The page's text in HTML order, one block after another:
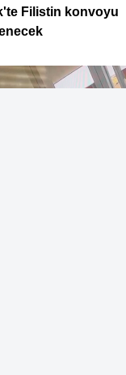
Filistin konvoyu